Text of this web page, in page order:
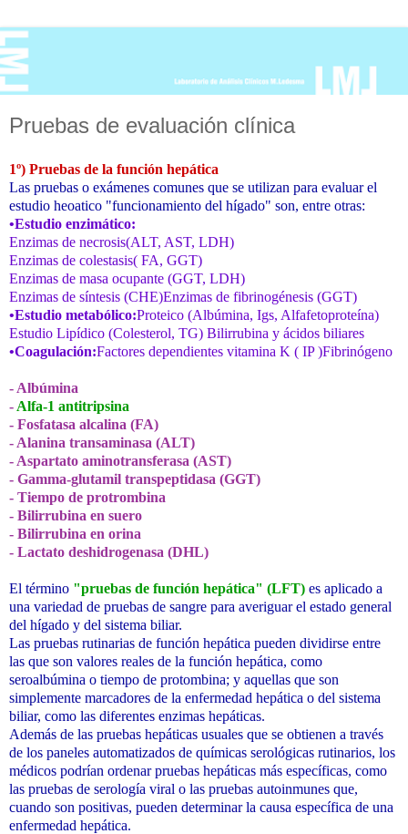
Pruebas de evaluación clínica
1º) Pruebas de la función hepática
Las pruebas o exámenes comunes que se utilizan para evaluar el
estudio heoatico "funcionamiento del hígado" son, entre otras:
•Estudio enzimático:
Enzimas de necrosis(ALT, AST, LDH)
Enzimas de colestasis( FA, GGT)
Enzimas de masa ocupante (GGT, LDH)
Enzimas de síntesis (CHE)Enzimas de fibrinogénesis (GGT)
•Estudio metabólico:Proteico (Albúmina, Igs, Alfafetoproteína)
Estudio Lipídico (Colesterol, TG) Bilirrubina y ácidos biliares
•Coagulación:Factores dependientes vitamina K ( IP )Fibrinógeno
- Albúmina
- Alfa-1 antitripsina
- Fosfatasa alcalina (FA)
- Alanina transaminasa (ALT)
- Aspartato aminotransferasa (AST)
- Gamma-glutamil transpeptidasa (GGT)
- Tiempo de protrombina
- Bilirrubina en suero
- Bilirrubina en orina
- Lactato deshidrogenasa (DHL)
El término "pruebas de función hepática" (LFT) es aplicado a
una variedad de pruebas de sangre para averiguar el estado general
del hígado y del sistema biliar.
Las pruebas rutinarias de función hepática pueden dividirse entre
las que son valores reales de la función hepática, como
seroalbúmina o tiempo de protombina; y aquellas que son
simplemente marcadores de la enfermedad hepática o del sistema
biliar, como las diferentes enzimas hepáticas.
Además de las pruebas hepáticas usuales que se obtienen a través
de los paneles automatizados de químicas serológicas rutinarios, los
médicos podrían ordenar pruebas hepáticas más específicas, como
las pruebas de serología viral o las pruebas autoinmunes que,
cuando son positivas, pueden determinar la causa específica de una
enfermedad hepática.